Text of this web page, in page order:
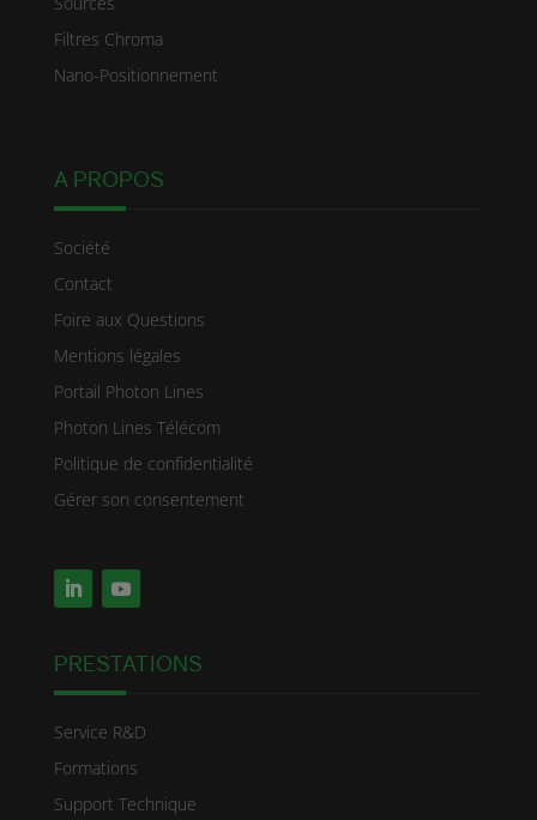
Filtres Chroma
Nano-Positionnement
A PROPOS
Société
Contact
Foire aux Questions
Mentions légales
Portail Photon Lines
Photon Lines Télécom
Politique de confidentialité
Gérer son consentement
PRESTATIONS
Service R&D
Formations
Support Technique